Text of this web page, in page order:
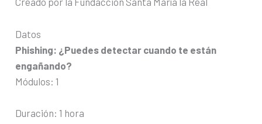
Datos
Phishing: ¿Puedes detectar cuando te están
engañando?
Módulos: 1
Duración: 1 hora